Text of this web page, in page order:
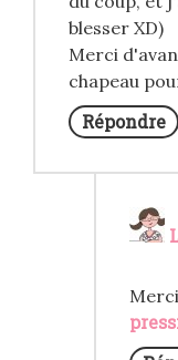
blesser XD)
Merci
chapeau
Répondre